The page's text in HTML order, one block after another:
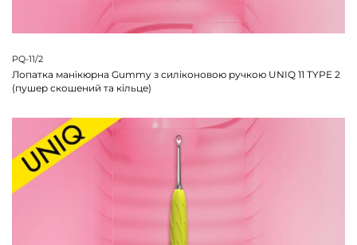
PQ-11/2
Лопатка манікюрна Gummy з силіконовою ручкою UNIQ 11 TYPE 2
(пушер скошений та кільце)